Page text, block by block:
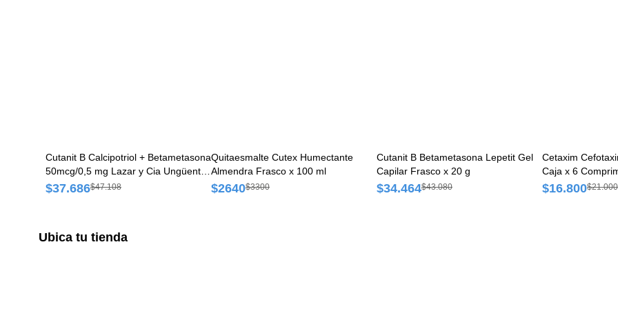
Cutanit B Calcipotriol + Betametasona
50mcg/0,5 mg Lazar y Cia Ungüento
x 30 g
$37.686$47.108
Quitaesmalte Cutex Humectante
Almendra Frasco x 100 ml
$2640$3300
Cutanit B Betametasona Lepetit Gel
Capilar Frasco x 20 g
$34.464$43.080
Cetaxim
Caja x 6
$16.800$21.000
Ubica tu tienda